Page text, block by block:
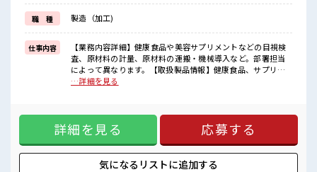
≪未経験でも活躍できる≫
新しいことにチャレンジするのは不安だけど、
しっかり働く環境が整っています！
イチからスキルUP・ステップUP目指していきましょう！
■職場の雰囲気
髪型にこだわりのあるアナタは必見！
時間があれば昼寝もしちゃおう！
職場にはロッカー完備！
私物の置きすぎには注意が必要ですね★
職 種 製造（加工)
仕事内容
【業務内容詳細】健康食品や美容サプリメントなどの目視検
査、原材料の計量、原材料の運搬・機械導入など。部署担当
によって異なります。【取扱製品情報】健康食品、サプリメ
ント、プロテインなど。 ■お仕事PR ≪無理なくお給料に残業
≪モチベーションもUP≫ 派手過ぎなければ髪型や髪色自由♪
(規定有)≪機能的な制服アリ≫ 制服があるので、 毎日の服装
の悩み解消♪ ≪未経験でも活躍できる≫ 新しいことにチャレ
ンジするのは不安だけど、 しっかり働く環境が整っていま
す！ イチからスキルUP・ステップUP目指していきましょ
…詳細を見る
詳細を見る 応募する
気になるリストに追加する